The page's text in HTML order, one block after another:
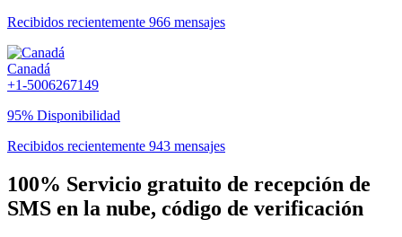
Recibidos recientemente 966 mensajes
Canadá
+1-5006267149
95% Disponibilidad
Recibidos recientemente 943 mensajes
100% Servicio gratuito de recepción de
SMS en la nube, código de verificación